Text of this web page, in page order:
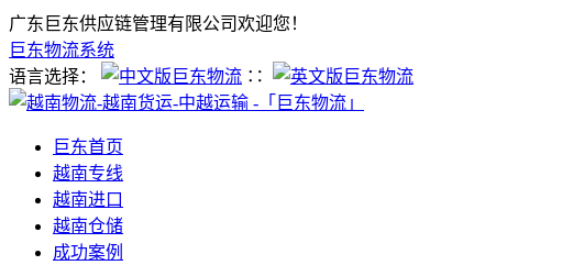
广东巨东供应链管理有限公司欢迎您！
巨东物流系统
语言选择：
∷
巨东首页
越南专线
越南进口
越南仓储
成功案例